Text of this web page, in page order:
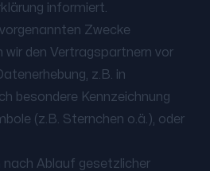
informiert.
Zwecke
wir den Vertragspartnern vor
z.B. in
besondere Kennzeichnung
(z.B. Sternchen o.ä.), oder
nach Ablauf gesetzlicher